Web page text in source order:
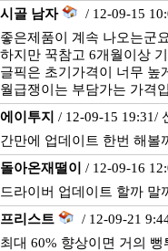
시골 남자
/ 12-09-15
좋은제품이 계속 나오는군
하지만 꾹참고 6개월이상
글픽은 초기가격이 너무 높
월급쟁이는 부담가는 가격
에이투지 / 12-09-15 19:31/
간만에 업데이트 한번 해볼
돌아온재떨이
/ 12-09-16
드라이버 업데이트 할까 말
프리스트
/ 12-09-21
최대 60% 향상이면 거의 뻥